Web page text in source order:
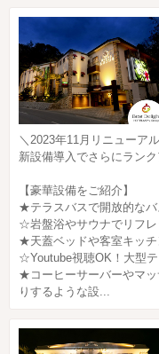
＼2023年11月リニューア
新設備導入でさらにラン
【豪華設備をご紹介】
★テラスバスで開放的なバ
☆岩盤浴やサウナでリフレ
★天蓋ベッドや客室キッチ
☆Youtube視聴OK！大型テ
★コーヒーサーバーやマ
りするような設...